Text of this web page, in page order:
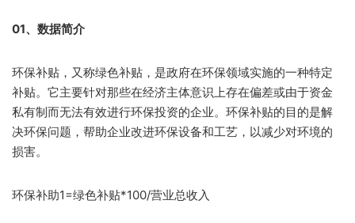
01、数据简介
环保补贴，又称绿色补贴，是政府在环保领域实施的一种特定
补贴。它主要针对那些在经济主体意识上存在偏差或由于资金
私有制而无法有效进行环保投资的企业。环保补贴的目的是解
决环保问题，帮助企业改进环保设备和工艺，以减少对环境的
损害。
环保补助1=绿色补贴*100/营业总收入